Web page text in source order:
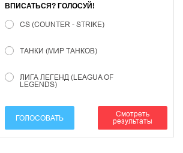
ВПИСАТЬСЯ? ГОЛОСУЙ!
CS (COUNTER - STRIKE)
ТАНКИ (МИР ТАНКОВ)
ЛИГА ЛЕГЕНД (LEAGUA OF
LEGENDS)
ГОЛОСОВАТЬ
Смотреть
результаты